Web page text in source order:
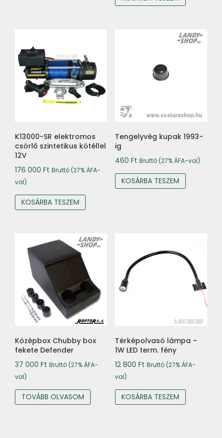
K13000-SR elektromos
csörlő szintetikus kötéllel
12V
176 000 Ft Bruttó (27% ÁFA-
val)
KOSÁRBA TESZEM
Tengelyvég kupak 1993-
ig
460 Ft Bruttó (27% ÁFA-val)
KOSÁRBA TESZEM
Középbox Chubby box
fekete Defender
37 000 Ft Bruttó (27% ÁFA-
val)
TOVÁBB OLVASOM
Térképolvasó lámpa –
1W LED term. fény
12 800 Ft Bruttó (27% ÁFA-
val)
KOSÁRBA TESZEM